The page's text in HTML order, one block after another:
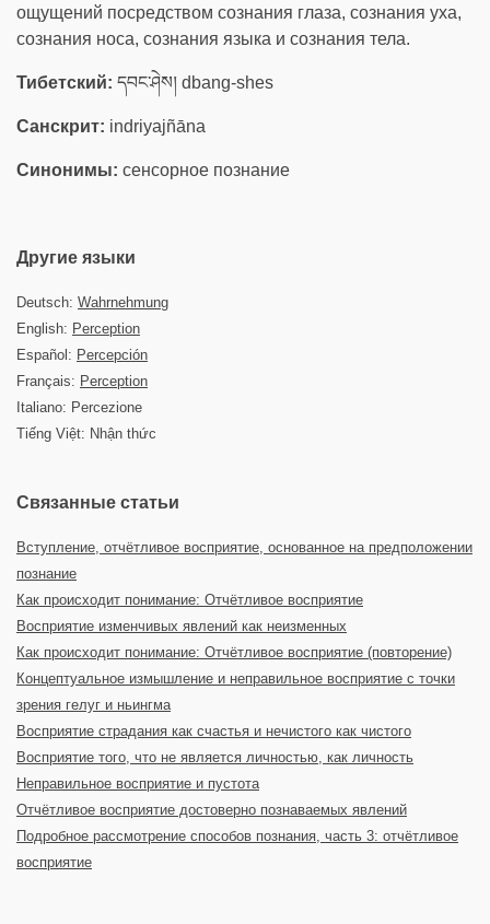
ощущений посредством сознания глаза, сознания уха,
сознания носа, сознания языка и сознания тела.
Тибетский: དབང་ཤེས། dbang-shes
Санскрит: indriyajñāna
Синонимы: сенсорное познание
Другие языки
Deutsch: Wahrnehmung
English: Perception
Español: Percepción
Français: Perception
Italiano: Percezione
Tiếng Việt: Nhận thức
Связанные статьи
Вступление, отчётливое восприятие, основанное на предположении
познание
Как происходит понимание: Отчётливое восприятие
Восприятие изменчивых явлений как неизменных
Как происходит понимание: Отчётливое восприятие (повторение)
Концептуальное измышление и неправильное восприятие с точки
зрения гелуг и ньингма
Восприятие страдания как счастья и нечистого как чистого
Восприятие того, что не является личностью, как личность
Неправильное восприятие и пустота
Отчётливое восприятие достоверно познаваемых явлений
Подробное рассмотрение способов познания, часть 3: отчётливое
восприятие